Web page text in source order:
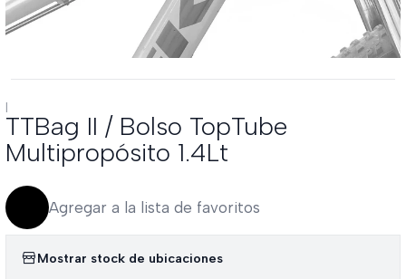
|
TTBag II / Bolso TopTube
Multipropósito 1.4Lt
Agregar a la lista de favoritos
Mostrar stock de ubicaciones